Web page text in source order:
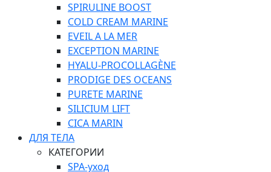
SPIRULINE BOOST
COLD CREAM MARINE
EVEIL A LA MER
EXCEPTION MARINE
HYALU-PROCOLLAGÈNE
PRODIGE DES OCEANS
PURETE MARINE
SILICIUM LIFT
СICA MARIN
ДЛЯ ТЕЛА
КАТЕГОРИИ
SPA-уход